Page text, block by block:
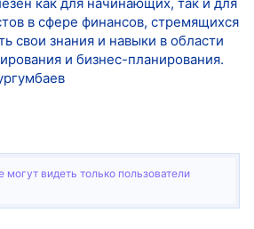
в сфере финансов, стремящихся
свои знания и навыки в области
и бизнес-планирования.
видеть только пользователи